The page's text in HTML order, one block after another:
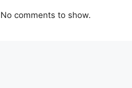
No comments to show.